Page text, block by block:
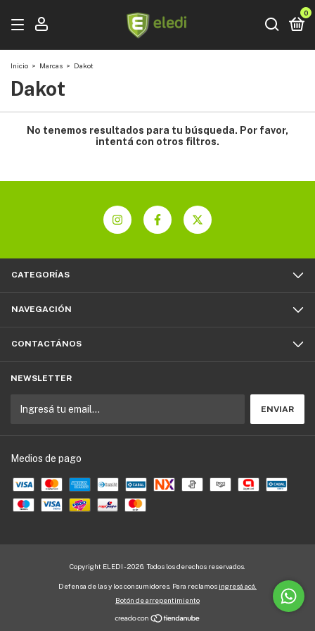
0
Inicio > Marcas > Dakot
Dakot
No tenemos resultados para tu búsqueda. Por favor,
intentá con otros filtros.
CATEGORÍAS
NAVEGACIÓN
CONTACTÁNOS
NEWSLETTER
Medios de pago
Copyright ELEDI - 2026. Todos los derechos reservados.
Defensa de las y los consumidores. Para reclamos ingresá acá.
Botón de arrepentimiento